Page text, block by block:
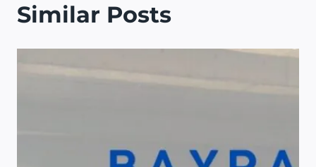
Similar Posts